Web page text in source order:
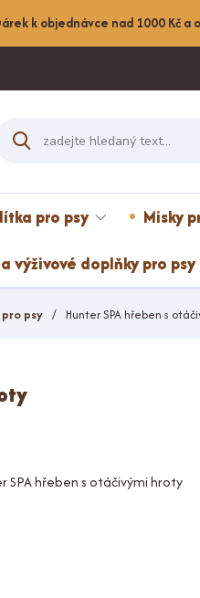
k objednávce nad 1000 Kč a
pro psy Misky
výživové doplňky pro psy
psy Hunter SPA hřeben s